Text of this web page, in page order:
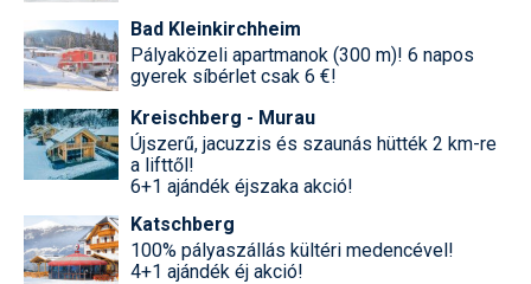
Bad Kleinkirchheim
Pályaközeli apartmanok (300 m)! 6 napos
gyerek síbérlet csak 6 €!
Kreischberg - Murau
Újszerű, jacuzzis és szaunás hütték 2 km-re
a lifttől!
6+1 ajándék éjszaka akció!
Katschberg
100% pályaszállás kültéri medencével!
4+1 ajándék éj akció!